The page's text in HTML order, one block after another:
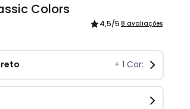
Colors
4,5/5 8 avaliações
+ 1 Cor: